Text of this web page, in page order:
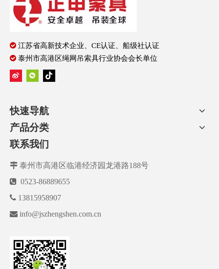
 江苏省高新技术企业、CE认证、船级社认证
 泰州市高港区绳网吊索具行业协会会长单位
快速导航
产品分类
联系我们
 泰州市高港区临港经济园龙港路188号
 0523-86889655
 13815958907
 info@jszhengshen.com.cn